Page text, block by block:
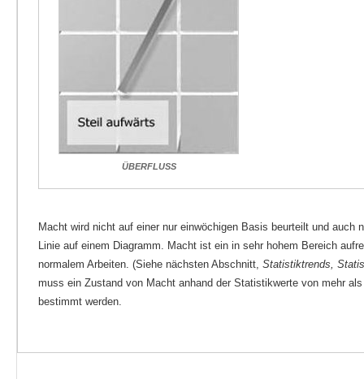
ÜBERFLUSS
Macht wird nicht auf einer nur einwöchigen Basis beurteilt und auch
Linie auf einem Diagramm. Macht ist ein in sehr hohem Bereich
normalem Arbeiten. (Siehe nächsten Abschnitt, Statistiktrends,
muss ein Zustand von Macht anhand der Statistikwerte von mehr
bestimmt werden.